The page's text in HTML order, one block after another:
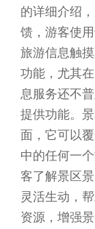
的详细介绍
馈，游客使
旅游信息触
功能，尤其
息服务还不
提供功能。
面，它可以
中的任何一
客了解景区
灵活生动，
资源，增强